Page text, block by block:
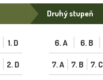
1. D
2. D
Druhý stupeň
6. A 6. B
7. A 7. B 7. C